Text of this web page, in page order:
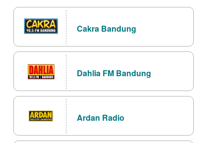
Cakra Bandung
Dahlia FM Bandung
Ardan Radio